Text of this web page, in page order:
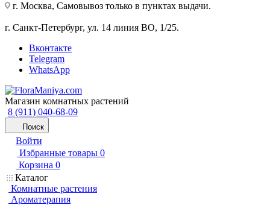
г. Москва, Самовывоз только в пунктах выдачи.
г. Санкт-Петербург, ул. 14 линия ВО, 1/25.
Вконтакте
Telegram
WhatsApp
Магазин комнатных растений
8 (911) 040-68-09
Поиск
Войти
Избранные товары 0
Корзина 0
Каталог
Комнатные растения
Ароматерапия